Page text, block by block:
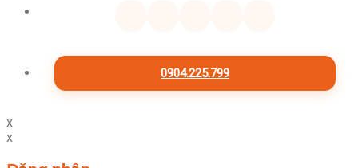
0904.225.799
x
x